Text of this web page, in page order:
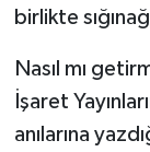
birlikte
Nasıl mı
İşaret
anılarına